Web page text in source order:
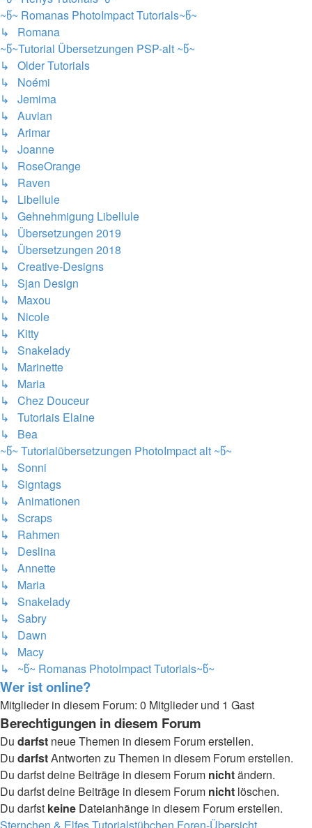
~წ~ Romanas PhotoImpact Tutorials~წ~
↳ Romana
~წ~Tutorial Übersetzungen PSP-alt ~წ~
↳ Older Tutorials
↳ Noémi
↳ Jemima
↳ Auvian
↳ Arimar
↳ Joanne
↳ RoseOrange
↳ Raven
↳ Libellule
↳ Gehnehmigung Libellule
↳ Übersetzungen 2019
↳ Übersetzungen 2018
↳ Creative-Designs
↳ Sjan Design
↳ Maxou
↳ Nicole
↳ Kitty
↳ Snakelady
↳ Marinette
↳ Maria
↳ Chez Douceur
↳ Tutoriais Elaine
↳ Bea
~წ~ Tutorialübersetzungen PhotoImpact alt ~წ~
↳ Sonni
↳ Signtags
↳ Animationen
↳ Scraps
↳ Rahmen
↳ Deslina
↳ Annette
↳ Maria
↳ Snakelady
↳ Sabry
↳ Dawn
↳ Macy
↳ ~წ~ Romanas PhotoImpact Tutorials~წ~
Wer ist online?
Mitglieder in diesem Forum: 0 Mitglieder und 1 Gast
Berechtigungen in diesem Forum
Du darfst neue Themen in diesem Forum erstellen.
Du darfstAntworten zu Themen in diesem Forum erstellen.
Du darfst deine Beiträge in diesem Forum nichtändern.
Du darfst deine Beiträge in diesem Forum nicht löschen.
Du darfst keine Dateianhänge in diesem Forum erstellen.